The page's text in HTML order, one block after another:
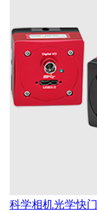
科学相机光学快门